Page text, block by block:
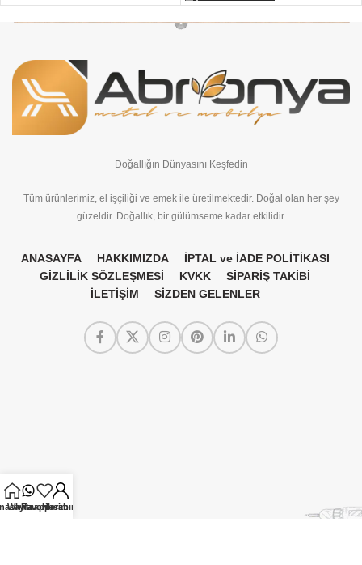
Doğallığın Dünyasını Keşfedin
Tüm ürünlerimiz, el işçiliği ve emek ile üretilmektedir. Doğal olan her şey
güzeldir. Doğallık, bir gülümseme kadar etkilidir.
ANASAYFA HAKKIMIZDA
İPTAL ve İADE POLİTİKASI
GİZLİLİK SÖZLEŞMESİ
KVKK
SİPARİŞ TAKİBİ
İLETİŞİM
SİZDEN GELENLER
Whatsapp
Favorilerim
Hesabım